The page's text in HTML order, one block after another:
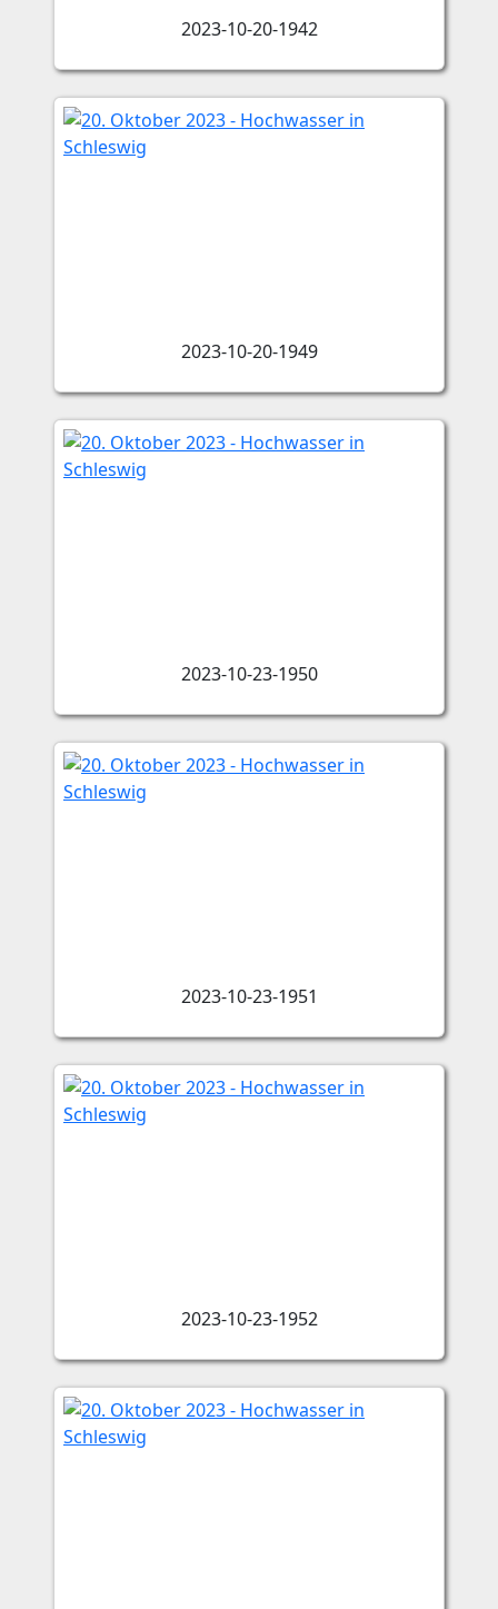
2023-10-20-1942
2023-10-20-1949
2023-10-23-1950
2023-10-23-1951
2023-10-23-1952